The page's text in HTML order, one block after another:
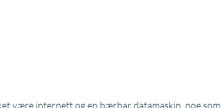
være internett og en bærbar datamaskin, noe som